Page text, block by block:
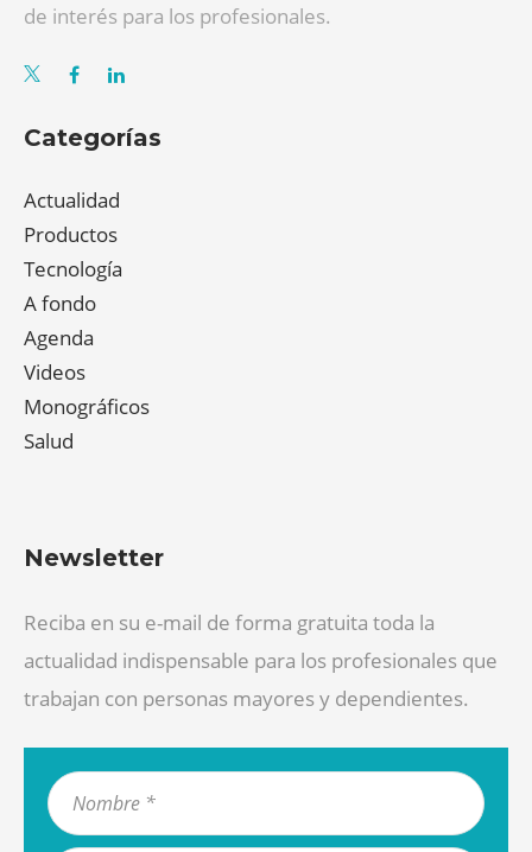
de interés para los profesionales.
Categorías
Actualidad
Productos
Tecnología
A fondo
Agenda
Videos
Monográficos
Salud
Newsletter
Reciba en su e-mail de forma gratuita toda la
actualidad indispensable para los profesionales que
trabajan con personas mayores y dependientes.